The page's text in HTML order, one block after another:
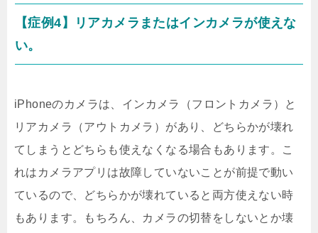
【症例4】リアカメラまたはインカメラが使えな
い。
iPhoneのカメラは、インカメラ（フロントカメラ）と
リアカメラ（アウトカメラ）があり、どちらかが壊れ
てしまうとどちらも使えなくなる場合もあります。こ
れはカメラアプリは故障していないことが前提で動い
ているので、どちらかが壊れていると両方使えない時
もあります。もちろん、カメラの切替をしないとか壊